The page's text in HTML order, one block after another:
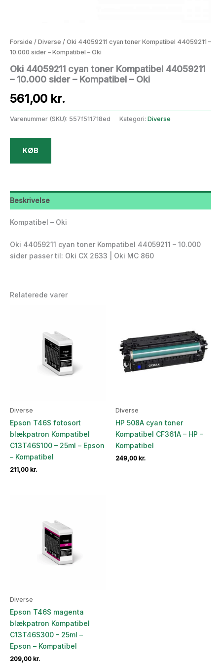
Forside / Diverse / Oki 44059211 cyan toner Kompatibel 44059211 –
10.000 sider – Kompatibel – Oki
Oki 44059211 cyan toner Kompatibel 44059211
– 10.000 sider – Kompatibel – Oki
561,00 kr.
Varenummer (SKU): 557f511718ed Kategori: Diverse
KØB
Beskrivelse
Kompatibel – Oki
Oki 44059211 cyan toner Kompatibel 44059211 – 10.000
sider passer til: Oki CX 2633 | Oki MC 860
Relaterede varer
Diverse
Epson T46S fotosort
blækpatron Kompatibel
C13T46S100 – 25ml – Epson
– Kompatibel
211,00 kr.
Diverse
HP 508A cyan toner
Kompatibel CF361A – HP –
Kompatibel
249,00 kr.
Diverse
Epson T46S magenta
blækpatron Kompatibel
C13T46S300 – 25ml –
Epson – Kompatibel
209,00 kr.